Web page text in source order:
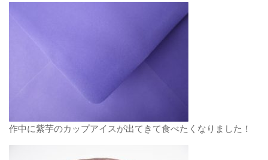
作中に紫芋のカップアイスが出てきて食べたくなりました！